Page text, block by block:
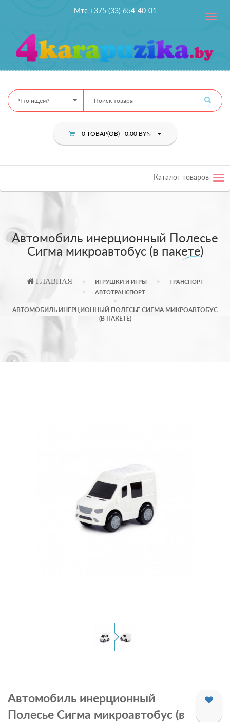
Мтс +375 (33) 654-40-01
Toggle
Что ищем?
0 ТОВАР(ОВ) - 0.00 BYN
Каталог товаров
Автомобиль инерционный Полесье
Сигма микроавтобус (в пакете)
ГЛАВНАЯ ИГРУШКИ И ИГРЫ
ТРАНСПОРТ
АВТОТРАНСПОРТ
АВТОМОБИЛЬ ИНЕРЦИОННЫЙ ПОЛЕСЬЕ СИГМА МИКРОАВТОБУС
(В ПАКЕТЕ)
Автомобиль инерционный
Полесье Сигма микроавтобус (в